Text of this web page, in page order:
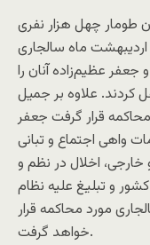
طومار چهل هزار نفری
ماه سالجاری
عظیم‌زاده آنان را
اوین منتقل کردند. علاوه بر جمیل
مورد محاکمه قرار گرفت جعفر
واهی اجتماع و تبانی
خارجی، اخلال در نظم و
و تبلیغ علیه نظام
مورد محاکمه قرار
خواهد گرفت.